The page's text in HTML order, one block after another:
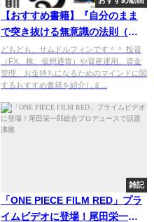
【おすすめ書籍】『自分のまま
で突き抜ける無意識の法則（梯
谷 幸司[著]）』の紹介
どもども、サムドルフィンです＾＾ 投資
（FX、株、仮想通貨）や資産運用、資金
管理、お金持ちになるためのマインドに関
するおすすめ書籍を紹介しま...
雑記
「ONE PIECE FILM RED」プラ
イムビデオに登場！尾田栄一郎